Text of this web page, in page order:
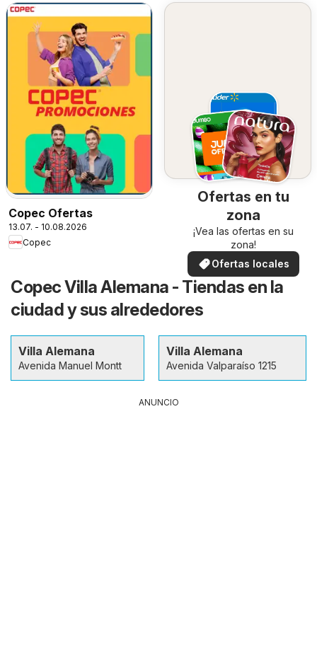
Copec Ofertas
13.07. - 10.08.2026
Copec
Ofertas en tu
zona
¡Vea las ofertas en su
zona!
Ofertas locales
Copec Villa Alemana - Tiendas en la
ciudad y sus alrededores
Villa Alemana
Avenida Manuel Montt
Villa Alemana
Avenida Valparaíso 1215
ANUNCIO